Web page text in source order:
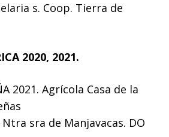
s. Coop. Tierra de
2020, 2021.
2021. Agrícola Casa de la
Ntra sra de Manjavacas. DO